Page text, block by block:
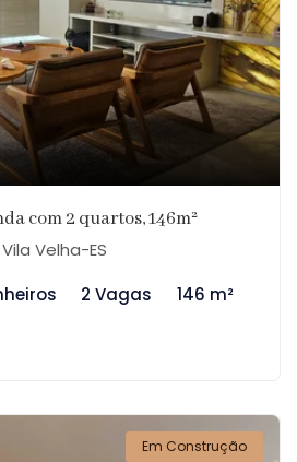
com 2 quartos, 146m²
Velha-ES
2 Vagas 146 m²
Em Construção